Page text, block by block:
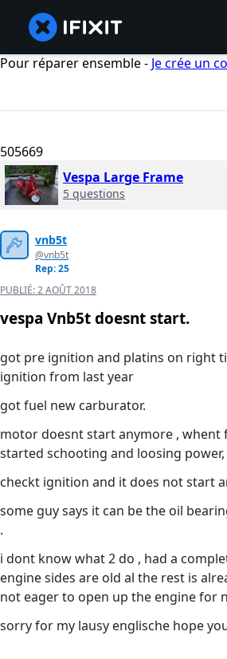
Pour réparer ensemble - Je crée un
505669
Vespa Large Frame
5 questions
vnb5t
@vnb5t
Rep: 25
PUBLIÉ:2 AOÛT 2018
vespa Vnb5t doesnt start.
got pre ignition and platins on right
ignition from last year
got fuel new carburator.
motor doesnt start anymore , whent
started schooting and loosing
checkt ignition and it does not start
some guy says it can be the oil
.
i dont know what 2 do , had a
engine sides are old al the rest is
not eager to open up the engine for
sorry for my lausy englische hope